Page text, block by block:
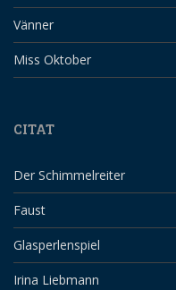
Vänner
Miss Oktober
CITAT
Der Schimmelreiter
Faust
Glasperlenspiel
Irina Liebmann